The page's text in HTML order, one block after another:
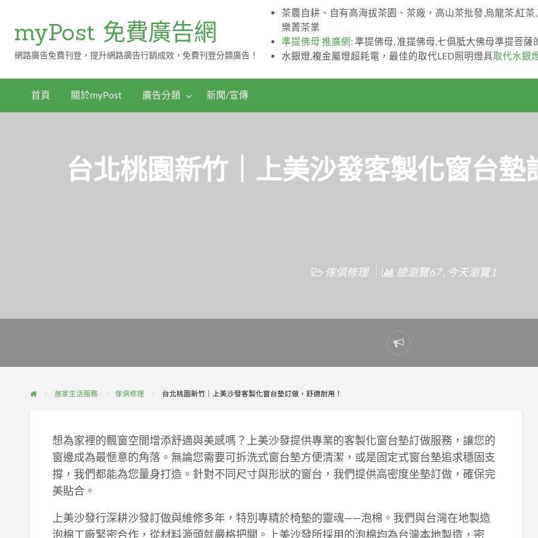
myPost 免費廣告網
網路廣告免費刊登，提升網路廣告行銷成效，免費刊登分類廣告！
茶農自耕、自有高海拔茶園、茶廠，高山茶批發,烏龍茶,紅茶
樂菁茶業
準提佛母 推廣網: 準提佛母, 准提佛母,七俱胝大佛母準提菩薩
水銀燈,複金屬燈超耗電，最佳的取代LED照明燈具取代水銀
首頁 關於myPost 廣告分類 新聞/宣傳
台北桃園新竹｜上美沙發客製化窗台墊
傢俱修理 總瀏覽67 , 今天瀏覽1
Report
problem
居家生活服務 傢俱修理 台北桃園新竹｜上美沙發客製化窗台墊訂做，舒適耐用！
想為家裡的飄窗空間增添舒適與美感嗎？上美沙發提供專業的客製化窗台墊訂做服務，讓您的
窗邊成為最愜意的角落。無論您需要可拆洗式窗台墊方便清潔，或是固定式窗台墊追求穩固支
撐，我們都能為您量身打造。針對不同尺寸與形狀的窗台，我們提供高密度坐墊訂做，確保完
美貼合。
上美沙發行深耕沙發訂做與維修多年，特別專精於椅墊的靈魂——泡棉。我們與台灣在地製造
泡棉工廠緊密合作，從材料源頭就嚴格把關。上美沙發所採用的泡棉均為台灣本地製造，密